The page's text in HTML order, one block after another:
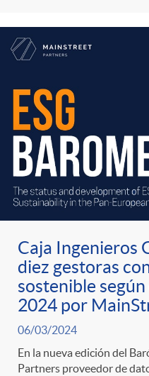
Caja Ingenieros
diez gestoras
sostenible
2024 por
06/03/2024
En la nueva edición del
Partners proveedor de